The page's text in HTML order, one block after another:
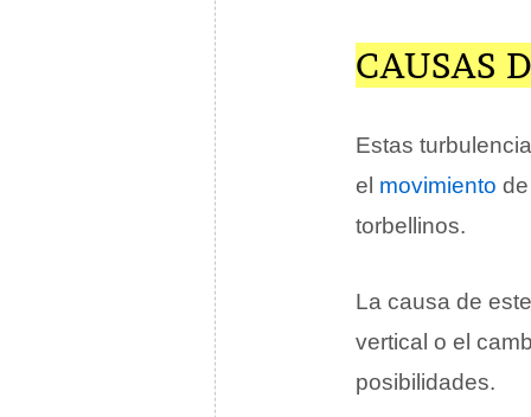
CAUSAS
Estas
el movimiento
torbellinos.
La causa de
vertical o el
posibilidades.